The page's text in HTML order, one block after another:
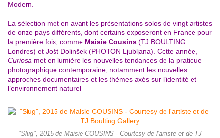
Modern.
La sélection met en avant les présentations solos de vingt artistes
de onze pays différents, dont certains exposeront en France pour
la première fois, comme Maisie Cousins (TJ BOULTING
Londres) et Jošt Dolinšek (PHOTON Ljubljana). Cette année,
Curiosa met en lumière les nouvelles tendances de la pratique
photographique contemporaine, notamment les nouvelles
approches documentaires et les thèmes axés sur l’identité et
l’environnement naturel.
"Slug", 2015 de Maisie COUSINS - Courtesy de l'artiste et de TJ